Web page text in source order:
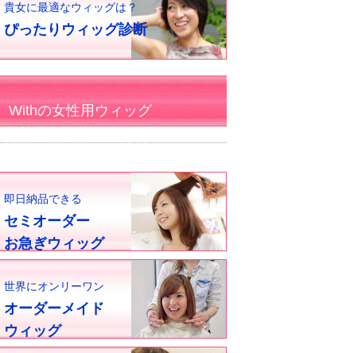
貴女に最適なウィッグは？
ぴったりウィッグ診断
Withの女性用ウィッグ
即日納品できる
セミオーダー
お急ぎウィッグ
世界にオンリーワン
オーダーメイド
ウィッグ